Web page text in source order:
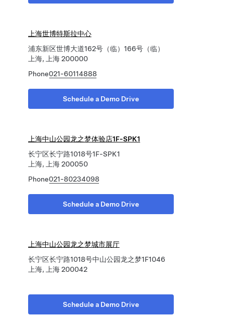
上海世博特斯拉中心
浦东新区世博大道162号（临）166号（临）
上海, 上海 200000
Phone021-60114888
Schedule a Demo Drive
上海中山公园龙之梦体验店1F-SPK1
长宁区长宁路1018号1F-SPK1
上海, 上海 200050
Phone021-80234098
Schedule a Demo Drive
上海中山公园龙之梦城市展厅
长宁区长宁路1018号中山公园龙之梦1F1046
上海, 上海 200042
Schedule a Demo Drive